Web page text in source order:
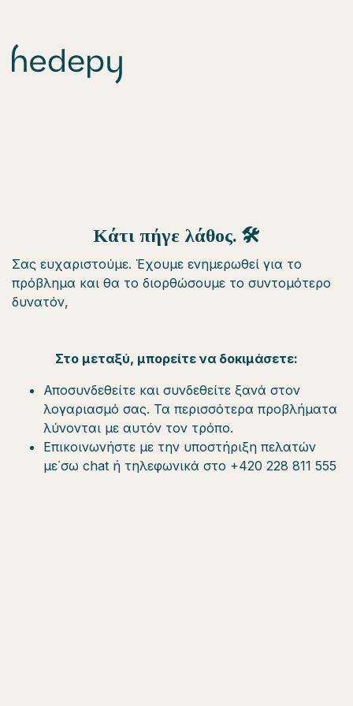
Κάτι πήγε λάθος. 🛠
Σας ευχαριστούμε. Έχουμε ενημερωθεί για το
πρόβλημα και θα το διορθώσουμε το συντομότερο
δυνατόν,
Στο μεταξύ, μπορείτε να δοκιμάσετε:
Αποσυνδεθείτε και συνδεθείτε ξανά στον
λογαριασμό σας. Τα περισσότερα προβλήματα
λύνονται με αυτόν τον τρόπο.
Επικοινωνήστε με την υποστήριξη πελατών
με΄σω chat ή τηλεφωνικά στο +420 228 811 555